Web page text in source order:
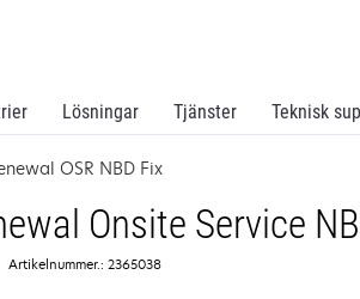
Lösningar Tjänster Teknisk
OSR NBD Fix
Onsite Service
Artikelnummer.: 2365038